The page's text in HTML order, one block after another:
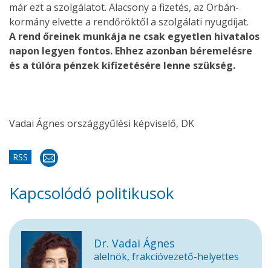
már ezt a szolgálatot. Alacsony a fizetés, az Orbán-
kormány elvette a rendőröktől a szolgálati nyugdíjat.
A rend őreinek munkája ne csak egyetlen hivatalos
napon legyen fontos. Ehhez azonban béremelésre
és a túlóra pénzek kifizetésére lenne szükség.
Vadai Ágnes országgyűlési képviselő, DK
RSS
Kapcsolódó politikusok
Dr. Vadai Ágnes
alelnök, frakcióvezető-helyettes